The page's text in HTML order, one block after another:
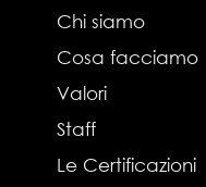
Chi siamo
Cosa facciamo
Valori
Staff
Le Certificazioni